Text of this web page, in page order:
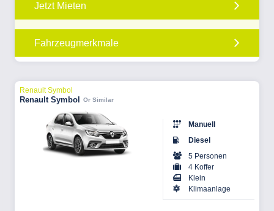
Jetzt Mieten
Fahrzeugmerkmale
Renault Symbol
Renault Symbol Or Similar
Manuell
Diesel
5 Personen
4 Koffer
Klein
Klimaanlage